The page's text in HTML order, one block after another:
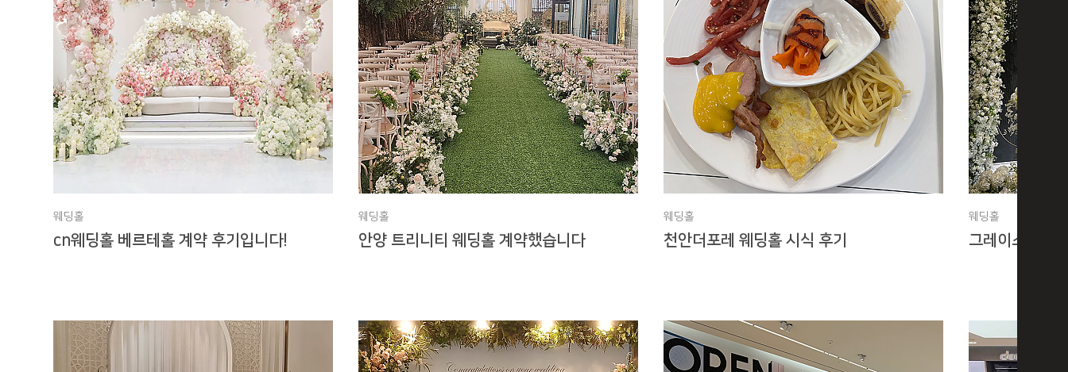
웨딩홀
cn웨딩홀 베르테홀 계약 후기입니다!
웨딩홀
안양 트리니티 웨딩홀 계약했습니다
웨딩홀
천안더포레 웨딩홀 시식 후기
웨딩홀
그레이스파티